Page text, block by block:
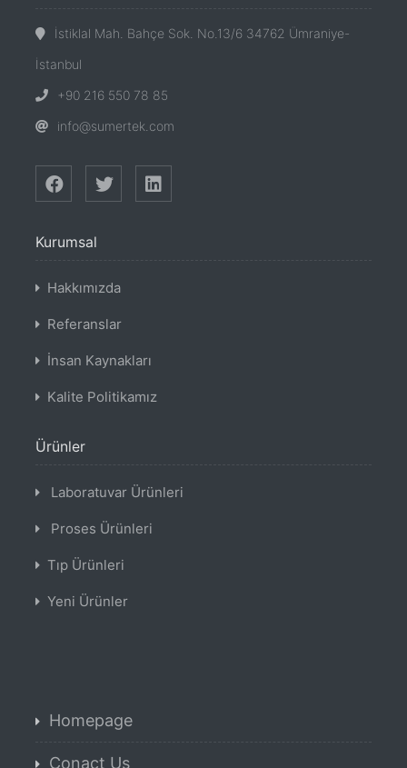
İstiklal Mah. Bahçe Sok. No.13/6 34762 Ümraniye-
İstanbul
+90 216 550 78 85
info@sumertek.com
Kurumsal
Hakkımızda
Referanslar
İnsan Kaynakları
Kalite Politikamız
Ürünler
Laboratuvar Ürünleri
Proses Ürünleri
Tıp Ürünleri
Yeni Ürünler
Homepage
Conact Us